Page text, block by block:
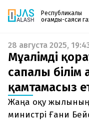
Республикалық
қоғамдық-саяси
Жаңалықтар
Спорт
Live
Руханият
Аймақ
Архив
Заң және тәртіп
Газетке
PDF форматтағы
поштаңызға алып
шыққан сәтте сізге
енгізіңіз, біз
28 августа 2025,
Мұғалімді
сапалы білім
қамтамасыз
Жаңа оқу жылының
министрі Ғани